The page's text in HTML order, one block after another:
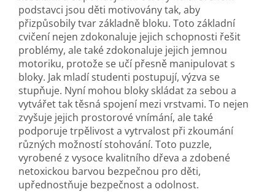
podstavci jsou děti motivovány tak, aby
přizpůsobily tvar základně bloku. Toto základní
cvičení nejen zdokonaluje jejich schopnosti řešit
problémy, ale také zdokonaluje jejich jemnou
motoriku, protože se učí přesně manipulovat s
bloky. Jak mladí studenti postupují, výzva se
stupňuje. Nyní mohou bloky skládat za sebou a
vytvářet tak těsná spojení mezi vrstvami. To nejen
zvyšuje jejich prostorové vnímání, ale také
podporuje trpělivost a vytrvalost při zkoumání
různých možností stohování. Toto puzzle,
vyrobené z vysoce kvalitního dřeva a zdobené
netoxickou barvou bezpečnou pro děti,
upřednostňuje bezpečnost a odolnost.